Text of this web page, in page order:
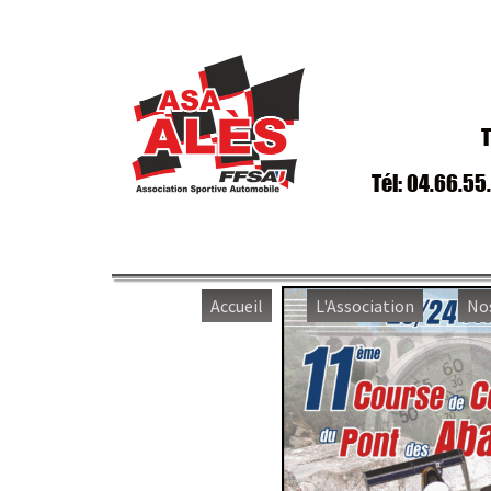
Accueil L'Association
Tél: